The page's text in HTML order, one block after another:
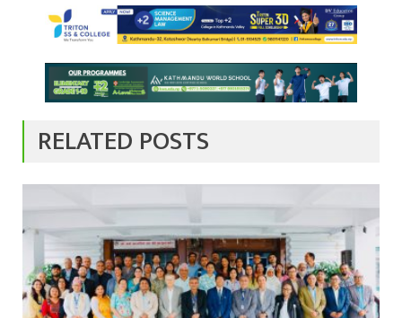
RELATED POSTS